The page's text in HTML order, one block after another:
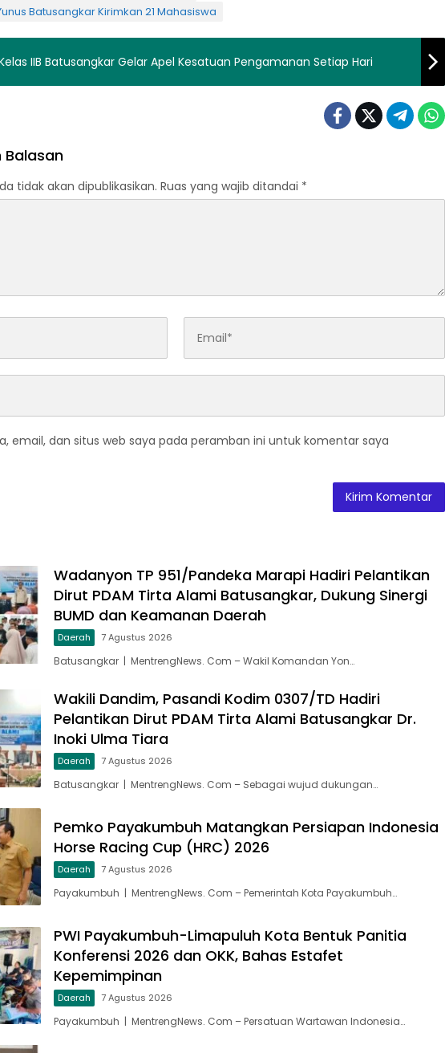
Batusangkar Kirimkan 21 Mahasiswa
IIB Batusangkar Gelar Apel Kesatuan Pengamanan Setiap Hari
Balasan
tidak akan dipublikasikan. Ruas yang wajib ditandai *
email, dan situs web saya pada peramban ini untuk komentar saya
Wadanyon TP 951/Pandeka Marapi Hadiri Pelantikan
Dirut PDAM Tirta Alami Batusangkar, Dukung Sinergi
BUMD dan Keamanan Daerah
Daerah 7 Agustus 2026
Batusangkar | MentrengNews. Com – Wakil Komandan Yon…
Wakili Dandim, Pasandi Kodim 0307/TD Hadiri
Pelantikan Dirut PDAM Tirta Alami Batusangkar Dr.
Inoki Ulma Tiara
Daerah 7 Agustus 2026
Batusangkar | MentrengNews. Com – Sebagai wujud dukungan…
Pemko Payakumbuh Matangkan Persiapan Indonesia
Horse Racing Cup (HRC) 2026
Daerah 7 Agustus 2026
Payakumbuh | MentrengNews. Com – Pemerintah Kota Payakumbuh…
PWI Payakumbuh-Limapuluh Kota Bentuk Panitia
Konferensi 2026 dan OKK, Bahas Estafet
Kepemimpinan
Daerah 7 Agustus 2026
Payakumbuh | MentrengNews. Com – Persatuan Wartawan Indonesia…